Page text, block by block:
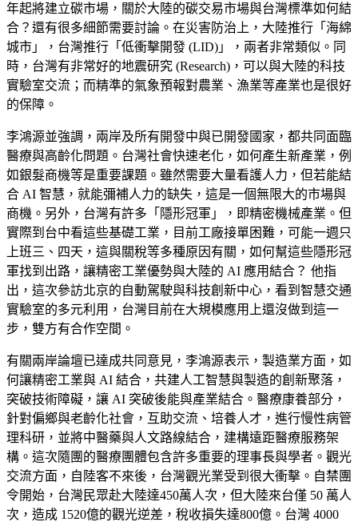
年起將建立碳市場，關於大陸的碳交易市場與台灣標準如何結
合？還有很多細節需要討論。在災害防治上，大陸推行「海綿
城市」，台灣推行「低衝擊開發 (LID)」，兩者非常類似。同
時，台灣有非常好的地震研究 (Research)，可以與大陸的科技
實驗室交流；而精準的氣象預報對農業、漁業等產業也是很好
的保障。
李鴻源並強調，兩岸及所有開發中與已開發國家，都共同面臨
醫療與高齡化問題。台灣社會快速老化，如何產生新產業，例
如銀髮商機等是重要課題。雖然需要大量看護人力，但若能結
合 AI 智慧，就能彌補人力的缺失，這是一個無限大的市場與
商機。另外，台灣有許多「隱形冠軍」，即精密機械產業。但
實際到台中看這些基礎工業，目前工廠接單困難，可能一週只
上班三、四天，這與關稅等多種原因有關，如何幫這些隱形冠
軍找到出路，讓精密工業優勢與大陸的 AI 應用結合？ 他指
出，這次參訪北京的自動駕駛與科技創新中心，看到智慧交通
實驗室的多元利用，台灣目前在大規模應用上還沒做到這一
步，雙方有合作空間。
有關兩岸論壇已達成共同意見，李鴻源表示，製造業方面，如
何讓精密工業與 AI 結合，共建人工智慧與製造的創新聚落，
突破技術障礙，讓 AI 突破後能與產業結合。醫療康養部分，
針對偏鄉與老齡化社會，互助交流、培養人才，進行慢性病管
理科研，並將中醫藥與人文路線結合，建構遠距醫療服務架
構。這次隨團的醫療團體包含許多重要的理事長與學者。觀光
交流方面，自陸客不來後，台灣觀光業受到很大衝擊。自禁團
令開始，台灣民眾赴大陸達450萬人次，但大陸來台僅 50 萬人
次，造成 1520億的觀光逆差，稅收損失達800億。台灣 4000